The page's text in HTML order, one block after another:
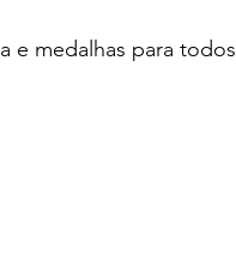
e medalhas para todos